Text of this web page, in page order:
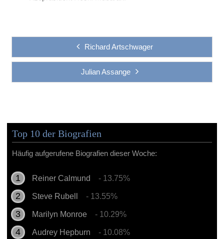
Richard Artschwager
Julian Assange
Top 10 der Biografien
Häufig aufgerufene Biografien dieser Woche:
Reiner Calmund - 13.75%
Steve Rubell - 13.55%
Marilyn Monroe - 10.29%
Audrey Hepburn - 10.08%